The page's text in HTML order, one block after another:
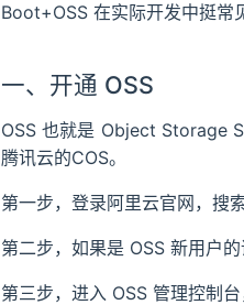
Boot+OSS 在实际开发中挺常
一、开通 OSS
OSS 也就是 Object Storage
腾讯云的COS。
第一步，登录阿里云官网，搜
第二步，如果是 OSS 新用户
第三步，进入 OSS 管理控制